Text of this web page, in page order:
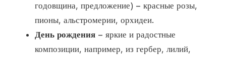
годовщина, предложение) – красные розы,
пионы, альстромерии, орхидеи.
День рождения – яркие и радостные
композиции, например, из гербер, лилий,